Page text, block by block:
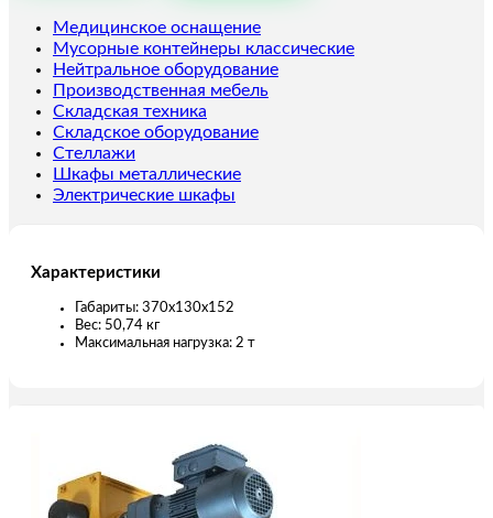
ТРШ
2ТХ18
М
(тип
C)
Медицинское оснащение
Мусорные контейнеры классические
Нейтральное оборудование
Производственная мебель
Складская техника
Складское оборудование
Стеллажи
Шкафы металлические
Электрические шкафы
Характеристики
Габариты: 370х130х152
Вес: 50,74 кг
Максимальная нагрузка: 2 т